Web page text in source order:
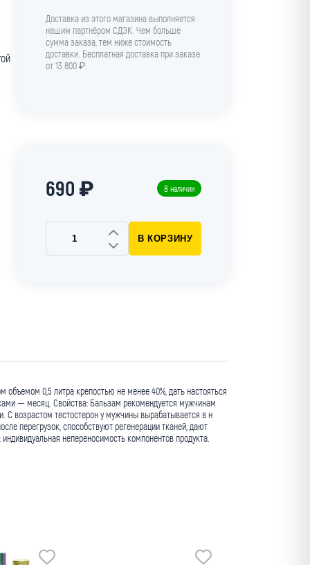
Доставка из этого магазина выполняется
нашим партнёром СДЭК. Чем больше
сумма заказа, тем ниже стоимость
доставки. Бесплатная доставка при заказе
от 13 800 ₽.
690 ₽ В наличии
В КОРЗИНУ
0,5 литра крепостью не менее 40%, дать настояться
— месяц. Свойства: Бальзам рекомендуется мужчинам
возрастом тестостерон у мужчины вырабатывается в н
перегрузок, способствуют регенерации тканей, дают
непереносимость компонентов продукта.